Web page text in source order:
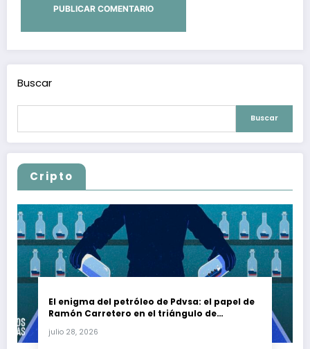
Buscar
Buscar
Cripto
El enigma del petróleo de Pdvsa: el papel de
Ramón Carretero en el triángulo de
julio 28, 2026